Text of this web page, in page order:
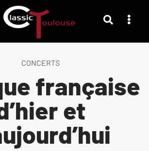
CONCERTS
française
et